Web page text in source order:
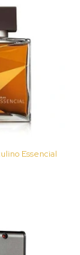
Essencial